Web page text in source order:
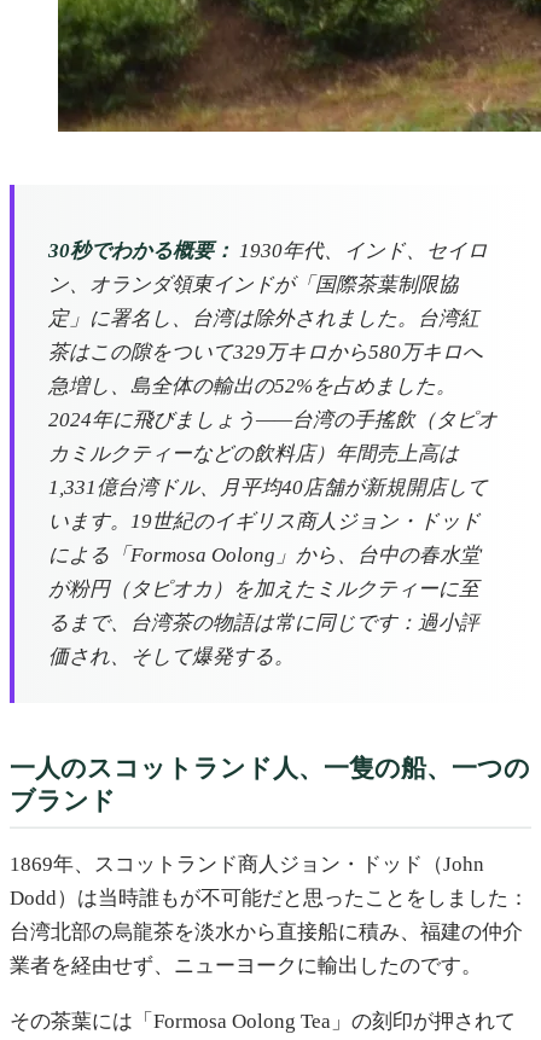
30秒でわかる概要： 1930年代、インド、セイロ
ン、オランダ領東インドが「国際茶葉制限協
定」に署名し、台湾は除外されました。台湾紅
茶はこの隙をついて329万キロから580万キロへ
急増し、島全体の輸出の52%を占めました。
2024年に飛びましょう——台湾の手搖飲（タピオ
カミルクティーなどの飲料店）年間売上高は
1,331億台湾ドル、月平均40店舗が新規開店して
います。19世紀のイギリス商人ジョン・ドッド
による「Formosa Oolong」から、台中の春水堂
が粉円（タピオカ）を加えたミルクティーに至
るまで、台湾茶の物語は常に同じです：過小評
価され、そして爆発する。
一人のスコットランド人、一隻の船、一つの
ブランド
1869年、スコットランド商人ジョン・ドッド（John
Dodd）は当時誰もが不可能だと思ったことをしました：
台湾北部の烏龍茶を淡水から直接船に積み、福建の仲介
業者を経由せず、ニューヨークに輸出したのです。
その茶葉には「Formosa Oolong Tea」の刻印が押されて